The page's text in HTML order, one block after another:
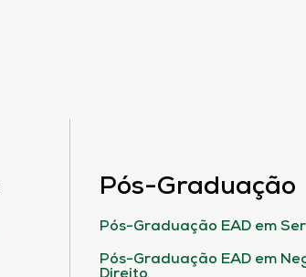
Pós-Graduação
Pós-Graduação EAD em
Pós-Graduação EAD em